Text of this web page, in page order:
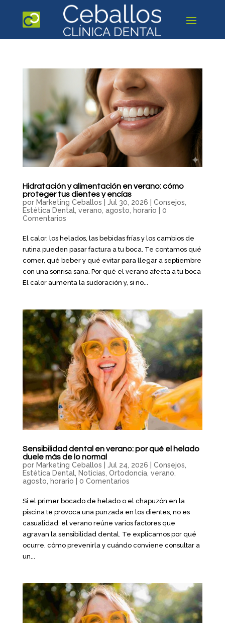
Hidratación y alimentación en verano: cómo
proteger tus dientes y encías
por Marketing Ceballos Jul 30, 2026 Consejos
Estética Dental, verano, agosto, horario
0
Comentarios
El calor, los helados, las bebidas frías y los cambios de
rutina pueden pasar factura a tu boca. Te contamos qué
comer, qué beber y qué evitar para llegar a septiembre
con una sonrisa sana. Por qué el verano afecta a tu boca
El calor aumenta la sudoración y, si no...
Sensibilidad dental en verano: por qué el helado
duele más de lo normal
por Marketing Ceballos | Jul 24, 2026 | Consejos
Estética Dental, Noticias Ortodoncia, verano,
agosto, horario | 0 Comentarios
Si el primer bocado de helado o el chapuzón en la
piscina te provoca una punzada en los dientes, no es
casualidad: el verano reúne varios factores que
agravan la sensibilidad dental. Te explicamos por qué
ocurre, cómo prevenirla y cuándo conviene consultar a
un...